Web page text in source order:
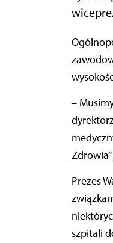
Ogólnopolski Związek Pracodawców Szpitali Powiatowych spotkał się 25 czerwca z samorządami
–
Prezes
szpitali